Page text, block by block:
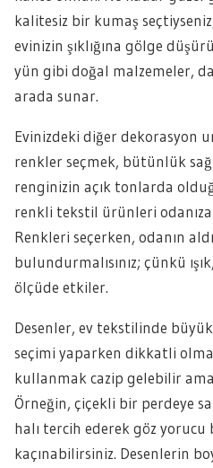
kalitesiz bir kumaş
evinizin şıklığına gölge
yün gibi doğal malzemeler,
arada sunar.
Evinizdeki diğer dekorasyon
renkler seçmek, bütünlük
renginizin açık tonlarda
renkli tekstil ürünleri
Renkleri seçerken, odanın
bulundurmalısınız; çünkü
ölçüde etkiler.
Desenler, ev tekstilinde
seçimi yaparken dikkatli
kullanmak cazip gelebilir
Örneğin, çiçekli bir perdeye
halı tercih ederek göz
kaçınabilirsiniz. Desenlerin